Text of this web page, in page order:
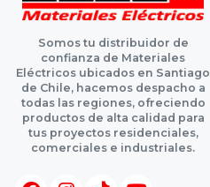
Somos tu distribuidor de
confianza de Materiales
Eléctricos ubicados en Santiago
de Chile, hacemos despacho a
todas las regiones, ofreciendo
productos de alta calidad para
tus proyectos residenciales,
comerciales e industriales.